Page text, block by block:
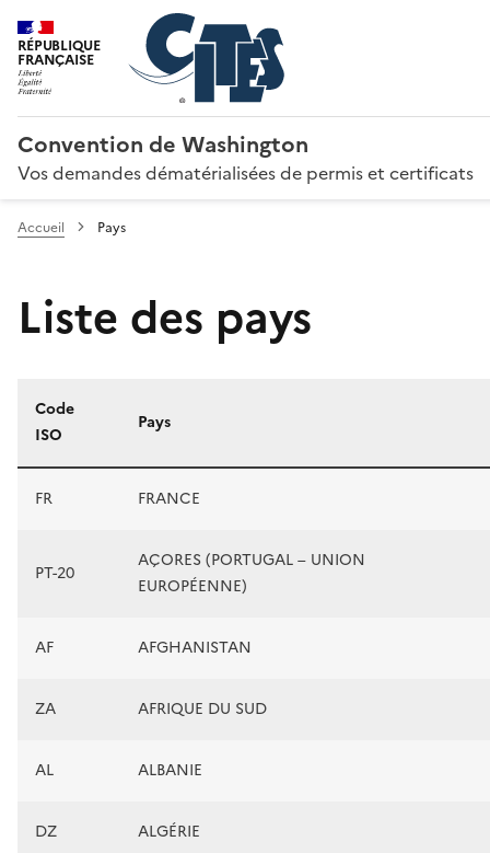
RÉPUBLIQUE
FRANÇAISE
Convention de Washington
Vos demandes dématérialisées de permis et certificats
Accueil Pays
Liste des pays
Liste des pays
Code
ISO
Pays
FR FRANCE
PT-20
AÇORES (PORTUGAL – UNION
EUROPÉENNE)
AF AFGHANISTAN
ZA AFRIQUE DU SUD
AL ALBANIE
DZ ALGÉRIE